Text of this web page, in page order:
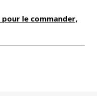
pour le commander,